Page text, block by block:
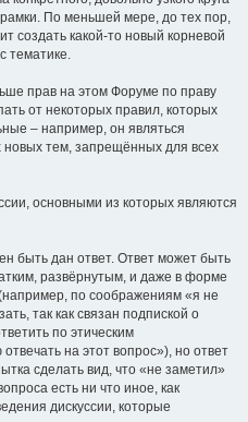
По меньшей мере, до тех пор,
создать какой-то новый корневой
тематике.
прав на этом Форуме по праву
от некоторых правил, которых
– например, он являться
тем, запрещённых для всех
основными из которых являются
быть дан ответ. Ответ может быть
развёрнутым, и даже в форме
по соображениям «я не
так как связан подпиской о
по этическим
на этот вопрос»), но ответ
сделать вид, что «не заметил»
есть ни что иное, как
дискуссии, которые